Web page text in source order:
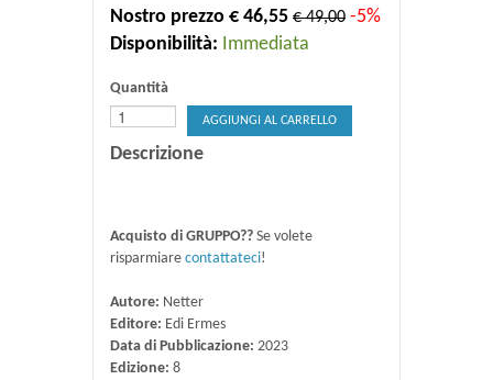
Nostro prezzo € 46,55 € 49,00 -5%
Disponibilità: Immediata
Quantità
AGGIUNGI AL CARRELLO
Descrizione
Acquisto di GRUPPO?? Se volete
risparmiare contattateci!
Autore: Netter
Editore: Edi Ermes
Data di Pubblicazione: 2023
Edizione: 8